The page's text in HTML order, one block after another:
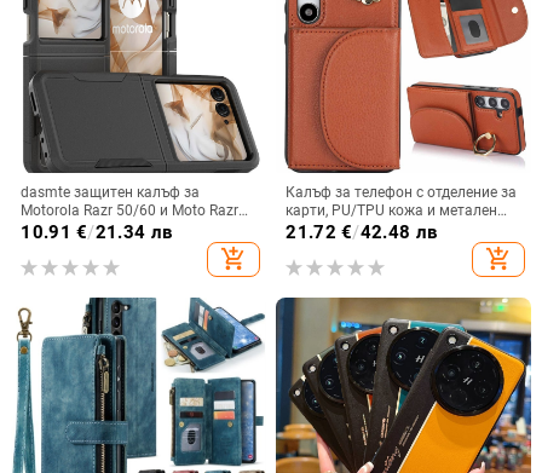
dasmte защитен калъф за
Motorola Razr 50/60 и Moto Razr
2024 с сгъваем дисплей
10.91 €/21.34 лв
add_shopping_cart
Калъф за телефон с отделение за
карти, PU/TPU кожа и метален
пръстен; ръчна изработка,
против изпускане, за Samsung
21.72 €/42.48 лв
add_shopping_cart